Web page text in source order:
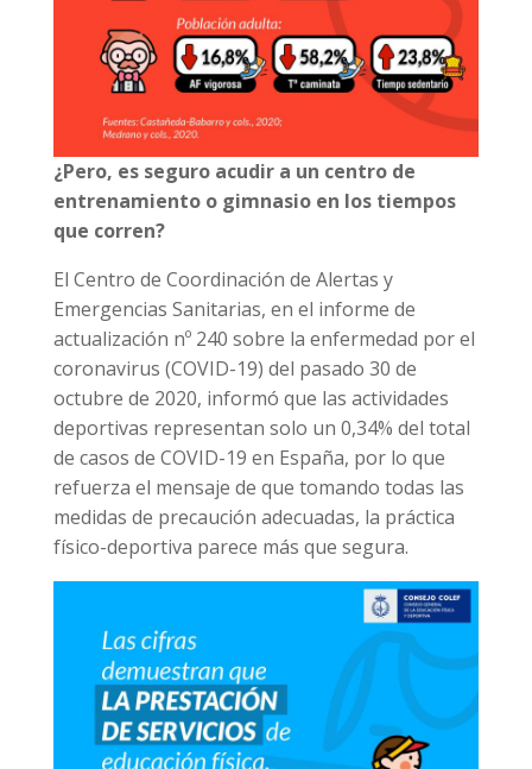
¿Pero, es seguro acudir a un centro de
entrenamiento o gimnasio en los tiempos
que corren?
El Centro de Coordinación de Alertas y
Emergencias Sanitarias, en el informe de
actualización nº 240 sobre la enfermedad por el
coronavirus (COVID-19) del pasado 30 de
octubre de 2020, informó que las actividades
deportivas representan solo un 0,34% del total
de casos de COVID-19 en España, por lo que
refuerza el mensaje de que tomando todas las
medidas de precaución adecuadas, la práctica
físico-deportiva parece más que segura.